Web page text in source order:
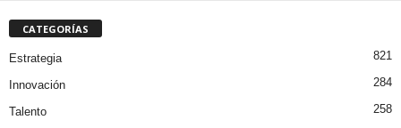
CATEGORÍAS
Estrategia 821
Innovación 284
Talento 258